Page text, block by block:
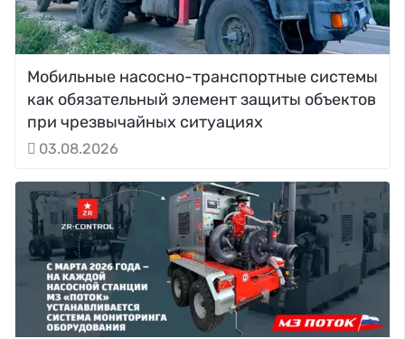
Мобильные насосно-транспортные системы
как обязательный элемент защиты объектов
при чрезвычайных ситуациях
03.08.2026